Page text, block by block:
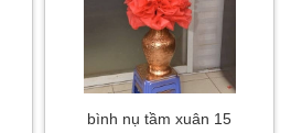
bình nụ tầm xuân 15